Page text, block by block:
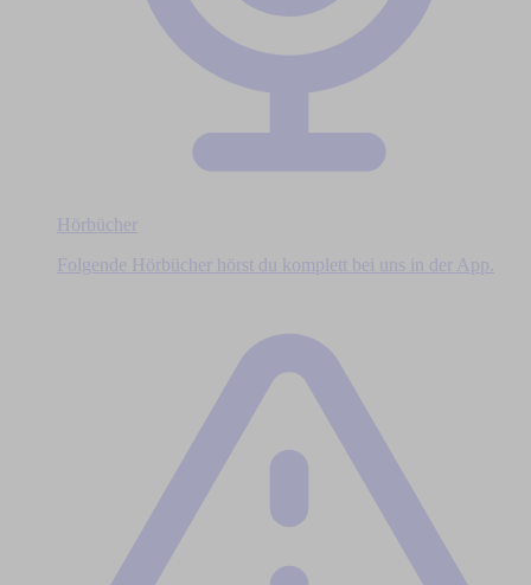
Hörbücher
Folgende Hörbücher hörst du komplett bei uns in der App.